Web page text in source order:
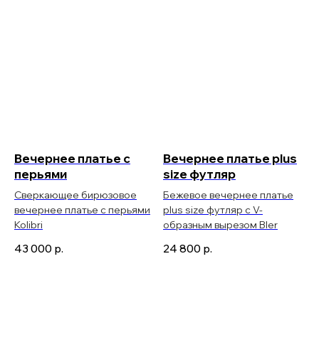
Вечернее платье с
перьями
Сверкающее бирюзовое
вечернее платье с перьями
Kolibri
43 000 р.
Вечернее платье plus
size футляр
Бежевое вечернее платье
plus size футляр c V-
образным вырезом Bler
24 800 р.